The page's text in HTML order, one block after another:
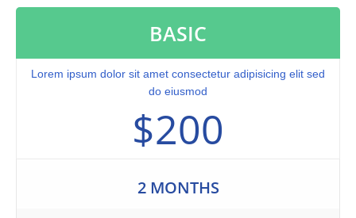
BASIC
Lorem ipsum dolor sit amet consectetur adipisicing elit sed
do eiusmod
$200
2 MONTHS